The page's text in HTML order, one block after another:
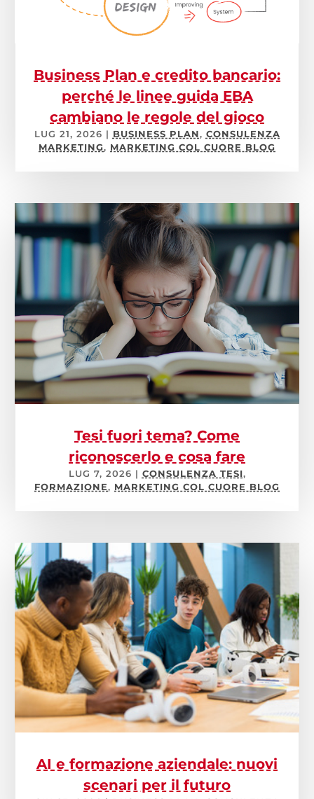
Business Plan e credito bancario:
perché le linee guida EBA
cambiano le regole del gioco
LUG 21, 2026 | BUSINESS PLAN, CONSULENZA
MARKETING, MARKETING COL CUORE BLOG
Tesi fuori tema? Come
riconoscerlo e cosa fare
LUG 7, 2026 | CONSULENZA TESI,
FORMAZIONE, MARKETING COL CUORE BLOG
AI e formazione aziendale: nuovi
scenari per il futuro